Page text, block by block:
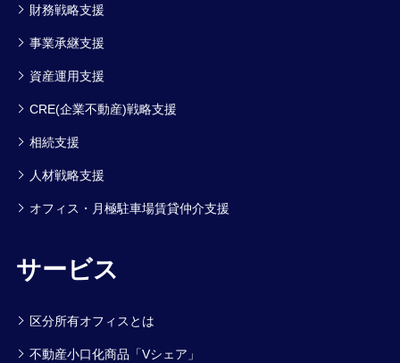
財務戦略支援
事業承継支援
資産運用支援
CRE(企業不動産)戦略支援
相続支援
人材戦略支援
オフィス・月極駐車場賃貸仲介支援
サービス
区分所有オフィスとは
不動産小口化商品「Vシェア」